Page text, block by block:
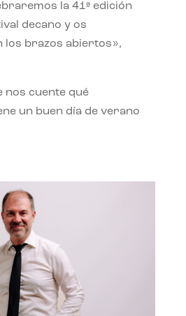
la 41ª edición
decano y os
los brazos abiertos»,
nos cuente qué
un buen día de verano